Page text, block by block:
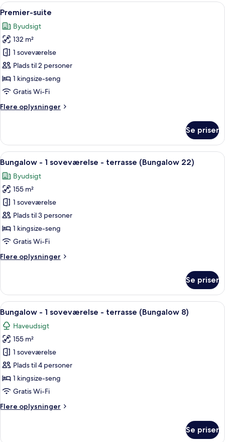
soveværelse
køkken
(Bungalow
9)
Indlæs
alle
billeder
af
Premier-
suite
En rummelig stue med en stor
5
Premier-suite
Byudsigt
132 m²
1 soveværelse
Plads til 2 personer
1 kingsize-seng
Gratis Wi-Fi
Flere oplysninger
Flere
suite
Se priser
Indlæs
alle
billeder
af
Bungalow
-
1
soveværelse
terrasse
Bungalow - 1 soveværelse - terrasse
13
Bungalow - 1 soveværelse - terrasse (Bungalow 22)
Byudsigt
155 m²
1 soveværelse
Plads til 3 personer
1 kingsize-seng
Gratis Wi-Fi
Flere oplysninger
Flere
-
soveværelse
terrasse
(Bungalow
22)
Se priser
Indlæs
alle
billeder
af
Bungalow
-
1
soveværelse
terrasse
En rummelig stue med
12
Bungalow - 1 soveværelse - terrasse (Bungalow 8)
Haveudsigt
155 m²
1 soveværelse
Plads til 4 personer
1 kingsize-seng
Gratis Wi-Fi
Flere oplysninger
Flere
Se priser